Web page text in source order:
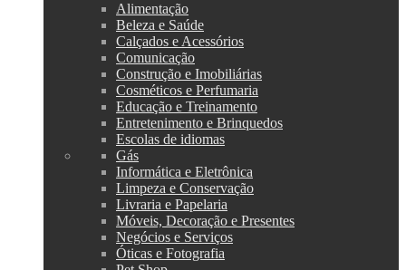
Alimentação
Beleza e Saúde
Calçados e Acessórios
Comunicação
Construção e Imobiliárias
Cosméticos e Perfumaria
Educação e Treinamento
Entretenimento e Brinquedos
Escolas de idiomas
Gás
Informática e Eletrônica
Limpeza e Conservação
Livraria e Papelaria
Móveis, Decoração e Presentes
Negócios e Serviços
Óticas e Fotografia